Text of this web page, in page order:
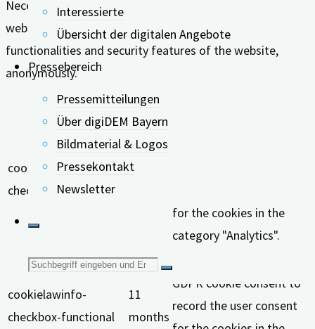
Interessierte
Übersicht der digitalen Angebote
Pressebereich
Pressemitteilungen
Über digiDEM Bayern
Bildmaterial & Logos
Pressekontakt
Newsletter
Suche
nach:
Necessary cookies are absolutely essential for the
website to function properly. These cookies ensure basic
functionalities and security features of the website,
anonymously.
Keks
Dauer
cookielawinfo-
checkbox-analytics
11
for the cookies in the
category "Analytics".
cookielawinfo-
checkbox-functional
11
months
GDPR cookie consent to
record the user consent